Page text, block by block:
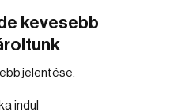
kevesebb
jelentése.